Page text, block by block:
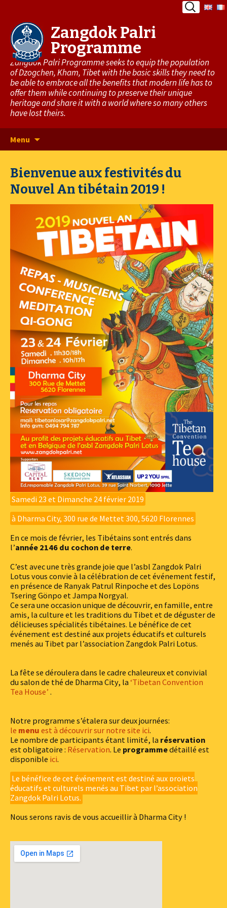
Search
Zangdok Palri
Programme
Zangdok Palri Programme seeks to equip the population
of Dzogchen, Kham, Tibet with the basic skills they need to
be able to embrace all the benefits that modern life has to
offer them while continuing to preserve their unique
heritage and share it with a world where so many others
have lost theirs.
Menu
to
Bienvenue aux festivités du
Nouvel An tibétain 2019 !
Samedi 23 et Dimanche 24 février 2019
à Dharma City, 300 rue de Mettet 300, 5620 Florennes
En ce mois de février, les Tibétains sont entrés dans
l’année 2146 du cochon de terre.
C’est avec une très grande joie que l’asbl Zangdok Palri
Lotus vous convie à la célébration de cet événement festif,
en présence de Ranyak Patrul Rinpoche et des Lopöns
Tsering Gönpo et Jampa Norgyal.
Ce sera une occasion unique de découvrir, en famille, entre
amis, la culture et les traditions du Tibet et de déguster de
délicieuses spécialités tibétaines. Le bénéfice de cet
événement est destiné aux projets éducatifs et culturels
menés au Tibet par l’association Zangdok Palri Lotus.
La fête se déroulera dans le cadre chaleureux et convivial
du salon de thé de Dharma City, la ‘Tibetan Convention
Tea House’ .
Notre programme s’étalera sur deux journées:
le menu est à découvrir sur notre site ici.
Le nombre de participants étant limité, la réservation
est obligatoire : Réservation. Le programmedétaillé est
disponible ici.
Le bénéfice de cet événement est destiné aux projets
éducatifs et culturels menés au Tibet par l’association
Zangdok Palri Lotus.
Nous serons ravis de vous accueillir à Dharma City !